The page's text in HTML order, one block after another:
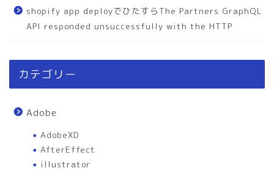
shopify app deployでひたすらThe Partners GraphQL
API responded unsuccessfully with the HTTP
カテゴリー
Adobe
AdobeXD
AfterEffect
illustrator